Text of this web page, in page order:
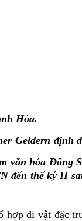
Hóa.
Geldern định
văn hóa Đông
đến thế kỷ II
di vật đặc